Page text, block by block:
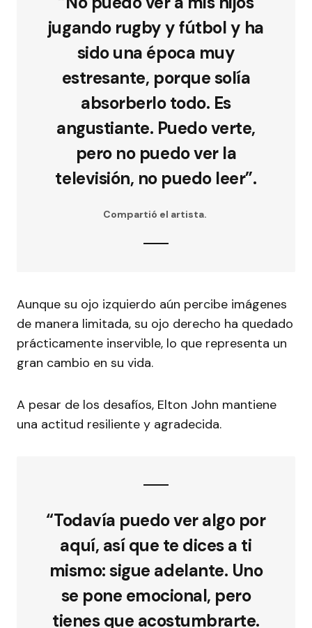
jugando rugby y fútbol y ha
sido una época muy
estresante, porque solía
absorberlo todo. Es
angustiante. Puedo verte,
pero no puedo ver la
televisión, no puedo leer”.
Compartió el artista.
Aunque su ojo izquierdo aún percibe imágenes
de manera limitada, su ojo derecho ha quedado
prácticamente inservible, lo que representa un
gran cambio en su vida.
A pesar de los desafíos, Elton John mantiene
una actitud resiliente y agradecida.
“Todavía puedo ver algo por
aquí, así que te dices a ti
mismo: sigue adelante. Uno
se pone emocional, pero
tienes que acostumbrarte.